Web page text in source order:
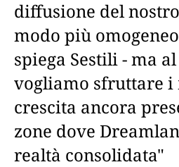
diffusione del
modo più
spiega Sestili - ma
vogliamo sfruttare
crescita ancora
zone dove
realtà consolidata"